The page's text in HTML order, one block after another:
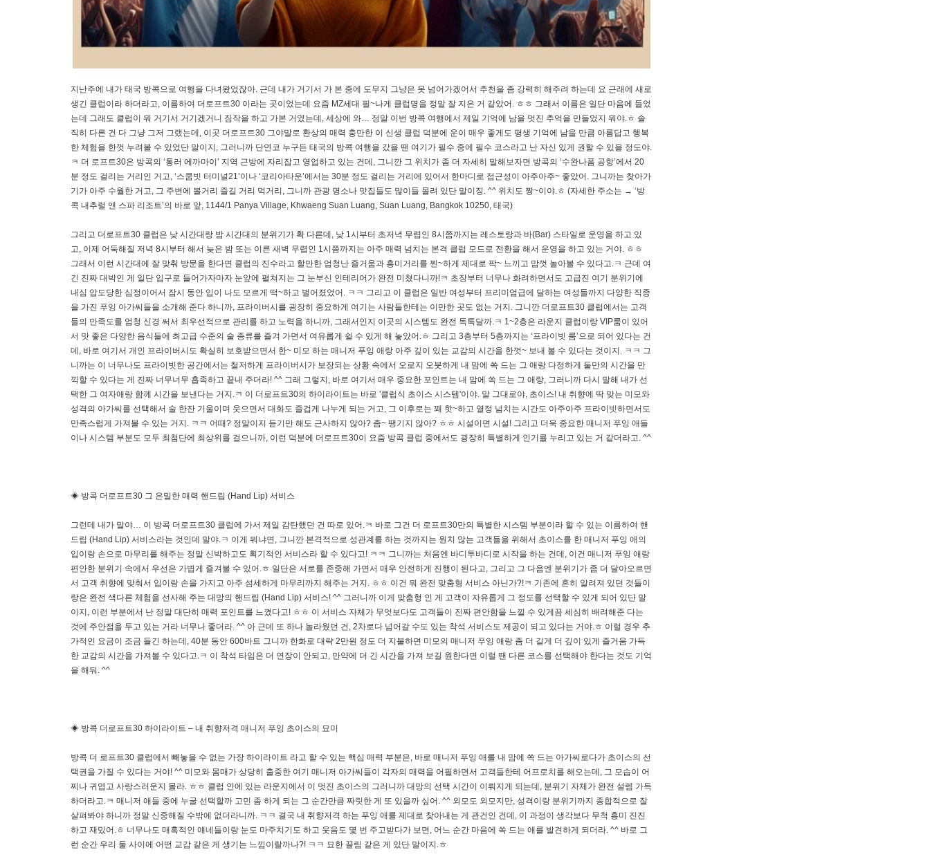
지난주에 내가 태국 방콕으로 여행을 다녀왔었잖아. 근데 내가 거기서 가 본 중에 도무지 그냥은 못 넘어가겠어서 추천을 좀 강력히 해주려 하는데 요 근래에 새로
생긴 클럽이라 하더라고, 이름하여 더로프트30 이라는 곳이었는데 요즘 MZ세대 필~나게 클럽명을 정말 잘 지은 거 같았어. ㅎㅎ 그래서 이름은 일단 마음에 들었
는데 그래도 클럽이 뭐 거기서 거기겠거니 짐작을 하고 가본 거였는데, 세상에 와… 정말 이번 방콕 여행에서 제일 기억에 남을 멋진 추억을 만들었지 뭐야.ㅎ 솔
직히 다른 건 다 그냥 그저 그랬는데, 이곳 더로프트30 그야말로 환상의 매력 충만한 이 신생 클럽 덕분에 운이 매우 좋게도 평생 기억에 남을 만큼 아름답고 행복
한 체험을 한껏 누려볼 수 있었단 말이지, 그러니까 단연코 누구든 태국의 방콕 여행을 갔을 땐 여기가 필수 중에 필수 코스라고 난 자신 있게 권할 수 있을 정도야.
ㅋ 더 로프트30은 방콕의 ‘통러 에까마이’ 지역 근방에 자리잡고 영업하고 있는 건데, 그니깐 그 위치가 좀 더 자세히 말해보자면 방콕의 ‘수완나폼 공항’에서 20
분 정도 걸리는 거리인 거고, ‘스쿰빗 터미널21’이나 ‘코리아타운’에서는 30분 정도 걸리는 거리에 있어서 한마디로 접근성이 아주아주~ 좋았어. 그니까는 찾아가
기가 아주 수월한 거고, 그 주변에 볼거리 즐길 거리 먹거리, 그니까 관광 명소나 맛집들도 많이들 몰려 있단 말이징. ^^ 위치도 짱~이야.ㅎ (자세한 주소는 → ‘방
콕 내추럴 앤 스파 리조트’의 바로 앞, 1144/1 Panya Village, Khwaeng Suan Luang, Suan Luang, Bangkok 10250, 태국)
그리고 더로프트30 클럽은 낮 시간대랑 밤 시간대의 분위기가 확 다른데, 낮 1시부터 초저녁 무렵인 8시쯤까지는 레스토랑과 바(Bar) 스타일로 운영을 하고 있
고, 이제 어둑해질 저녁 8시부터 해서 늦은 밤 또는 이른 새벽 무렵인 1시쯤까지는 아주 매력 넘치는 본격 클럽 모드로 전환을 해서 운영을 하고 있는 거야. ㅎㅎ
그래서 이런 시간대에 잘 맞춰 방문을 한다면 클럽의 진수라고 할만한 엄청난 즐거움과 흥미거리를 찐~하게 제대로 팍~ 느끼고 맘껏 놀아볼 수 있다고.ㅋ 근데 여
긴 진짜 대박인 게 일단 입구로 들어가자마자 눈앞에 펼쳐지는 그 눈부신 인테리어가 완전 미쳤다니까!ㅋ 초장부터 너무나 화려하면서도 고급진 여기 분위기에
내심 압도당한 심정이어서 잠시 동안 입이 나도 모르게 떡~하고 벌어졌었어. ㅋㅋ 그리고 이 클럽은 일반 여성부터 프리미엄급에 달하는 여성들까지 다양한 직종
을 가진 푸잉 아가씨들을 소개해 준다 하니까, 프라이버시를 굉장히 중요하게 여기는 사람들한테는 이만한 곳도 없는 거지. 그니깐 더로프트30 클럽에서는 고객
들의 만족도를 엄청 신경 써서 최우선적으로 관리를 하고 노력을 하니까, 그래서인지 이곳의 시스템도 완전 독특달까.ㅋ 1~2층은 라운지 클럽이랑 VIP룸이 있어
서 맛 좋은 다양한 음식들에 최고급 수준의 술 종류를 즐겨 가면서 여유롭게 쉴 수 있게 해 놓았어.ㅎ 그리고 3층부터 5층까지는 ‘프라이빗 룸’으로 되어 있다는 건
데, 바로 여기서 개인 프라이버시도 확실히 보호받으면서 한~ 미모 하는 매니저 푸잉 애랑 아주 깊이 있는 교감의 시간을 한껏~ 보내 볼 수 있다는 것이지. ㅋㅋ 그
니까는 이 너무나도 프라이빗한 공간에서는 철저하게 프라이버시가 보장되는 상황 속에서 오로지 오붓하게 내 맘에 쏙 드는 그 애랑 다정하게 둘만의 시간을 만
끽할 수 있다는 게 진짜 너무너무 흡족하고 끝내 주더라! ^^ 그래 그렇지, 바로 여기서 매우 중요한 포인트는 내 맘에 쏙 드는 그 애랑, 그러니까 다시 말해 내가 선
택한 그 여자애랑 함께 시간을 보낸다는 거지.ㅋ 이 더로프트30의 하이라이트는 바로 '클럽식 초이스 시스템'이야. 말 그대로야, 초이스! 내 취향에 딱 맞는 미모와
성격의 아가씨를 선택해서 술 한잔 기울이며 웃으면서 대화도 즐겁게 나누게 되는 거고, 그 이후로는 꽤 핫~하고 열정 넘치는 시간도 아주아주 프라이빗하면서도
만족스럽게 가져볼 수 있는 거지. ㅋㅋ 어때? 정말이지 듣기만 해도 근사하지 않아? 좀~ 땡기지 않아? ㅎㅎ 시설이면 시설! 그리고 더욱 중요한 매니저 푸잉 애들
이나 시스템 부분도 모두 최첨단에 최상위를 걸으니까, 이런 덕분에 더로프트30이 요즘 방콕 클럽 중에서도 굉장히 특별하게 인기를 누리고 있는 거 같더라고. ^^
◈ 방콕 더로프트30 그 은밀한 매력 핸드립 (Hand Lip) 서비스
그런데 내가 말야… 이 방콕 더로프트30 클럽에 가서 제일 감탄했던 건 따로 있어.ㅋ 바로 그건 더 로프트30만의 특별한 시스템 부분이라 할 수 있는 이름하여 핸
드립 (Hand Lip) 서비스라는 것인데 말야.ㅋ 이게 뭐냐면, 그니깐 본격적으로 성관계를 하는 것까지는 원치 않는 고객들을 위해서 초이스를 한 매니저 푸잉 애의
입이랑 손으로 마무리를 해주는 정말 신박하고도 획기적인 서비스라 할 수 있다고! ㅋㅋ 그니까는 처음엔 바디투바디로 시작을 하는 건데, 이건 매니저 푸잉 애랑
편안한 분위기 속에서 우선은 가볍게 즐겨볼 수 있어.ㅎ 일단은 서로를 존중해 가면서 매우 안전하게 진행이 된다고, 그리고 그 다음엔 분위기가 좀 더 달아오르면
서 고객 취향에 맞춰서 입이랑 손을 가지고 아주 섬세하게 마무리까지 해주는 거지. ㅎㅎ 이건 뭐 완전 맞춤형 서비스 아닌가?!ㅋ 기존에 흔히 알려져 있던 것들이
랑은 완전 색다른 체험을 선사해 주는 대망의 핸드립 (Hand Lip) 서비스! ^^ 그러니까 이게 맞춤형 인 게 고객이 자유롭게 그 정도를 선택할 수 있게 되어 있단 말
이지, 이런 부분에서 난 정말 대단히 매력 포인트를 느꼈다고! ㅎㅎ 이 서비스 자체가 무엇보다도 고객들이 진짜 편안함을 느낄 수 있게끔 세심히 배려해준 다는
것에 주안점을 두고 있는 거라 너무나 좋더라. ^^ 아 근데 또 하나 놀라웠던 건, 2차로다 넘어갈 수도 있는 착석 서비스도 제공이 되고 있다는 거야.ㅎ 이럴 경우 추
가적인 요금이 조금 들긴 하는데, 40분 동안 600바트 그니까 한화로 대략 2만원 정도 더 지불하면 미모의 매니저 푸잉 애랑 좀 더 길게 더 깊이 있게 즐거움 가득
한 교감의 시간을 가져볼 수 있다고.ㅋ 이 착석 타임은 더 연장이 안되고, 만약에 더 긴 시간을 가져 보길 원한다면 이럴 땐 다른 코스를 선택해야 한다는 것도 기억
을 해둬. ^^
◈ 방콕 더로프트30 하이라이트 – 내 취향저격 매니저 푸잉 초이스의 묘미
방콕 더 로프트30 클럽에서 빼놓을 수 없는 가장 하이라이트 라고 할 수 있는 핵심 매력 부분은, 바로 매니저 푸잉 애를 내 맘에 쏙 드는 아가씨로다가 초이스의 선
택권을 가질 수 있다는 거야! ^^ 미모와 몸매가 상당히 출중한 여기 매니저 아가씨들이 각자의 매력을 어필하면서 고객들한테 어프로치를 해오는데, 그 모습이 어
찌나 귀엽고 사랑스러운지 몰라. ㅎㅎ 클럽 안에 있는 라운지에서 이 멋진 초이스의 그러니까 대망의 선택 시간이 이뤄지게 되는데, 분위기 자체가 완전 설렘 가득
하더라고.ㅋ 매니저 애들 중에 누굴 선택할까 고민 좀 하게 되는 그 순간만큼 짜릿한 게 또 있을까 싶어. ^^ 외모도 외모지만, 성격이랑 분위기까지 종합적으로 잘
살펴봐야 하니까 정말 신중해질 수밖에 없더라니까. ㅋㅋ 결국 내 취향저격 하는 푸잉 애를 제대로 찾아내는 게 관건인 건데, 이 과정이 생각보다 무척 흥미 진진
하고 재밌어.ㅎ 너무나도 매혹적인 얘네들이랑 눈도 마주치기도 하고 웃음도 몇 번 주고받다가 보면, 어느 순간 마음에 쏙 드는 애를 발견하게 되더라. ^^ 바로 그
런 순간 우리 둘 사이에 어떤 교감 같은 게 생기는 느낌이랄까나?! ㅋㅋ 묘한 끌림 같은 게 있단 말이지.ㅎ